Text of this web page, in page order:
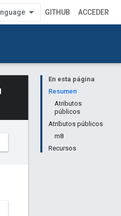
GITHUB ACCEDER
En esta página
Resumen
Atributos
públicos
Atributos públicos
m8
Recursos